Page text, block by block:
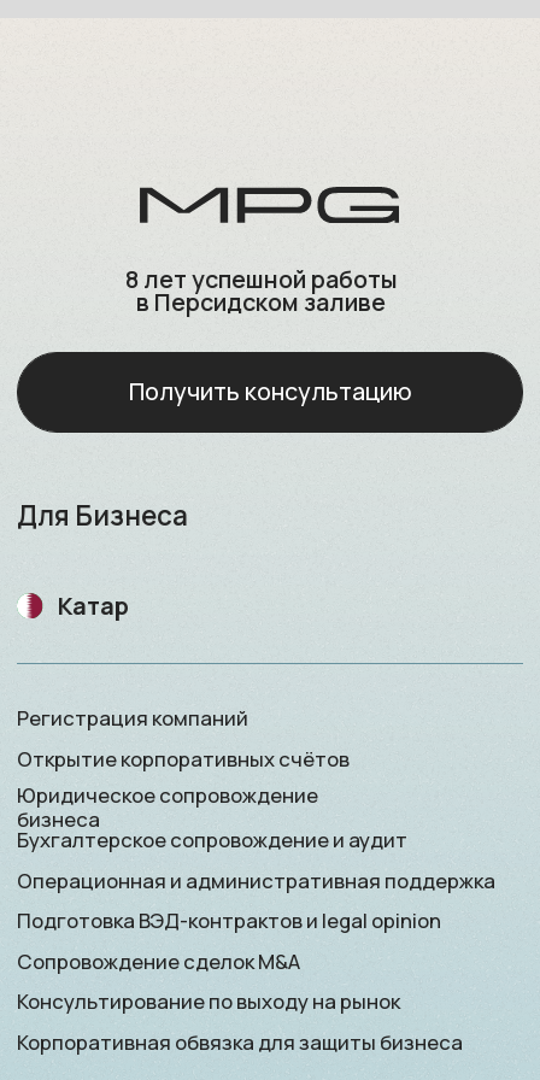
Катар
Юридическое сопровождение бизнеса
Подготовка ВЭД-контрактов и legal opinion
Сопровождение сделок M&A
Консультирование по выходу на рынок
Представление в органах власти и деловых
кругах
Открытие личных счётов и private banking
Подбор актива для приобретения или продажи
недвижимости для Золотой визы
Наследственное и налоговое планирование
Консультирование по инвестициям
Финансовое сопровождение
Подбор актива для приобретения или продажи
Консультирование по инвестициям